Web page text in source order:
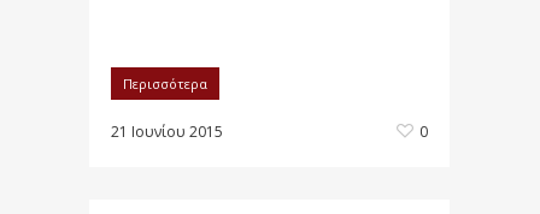
Περισσότερα
21 Ιουνίου 2015 0